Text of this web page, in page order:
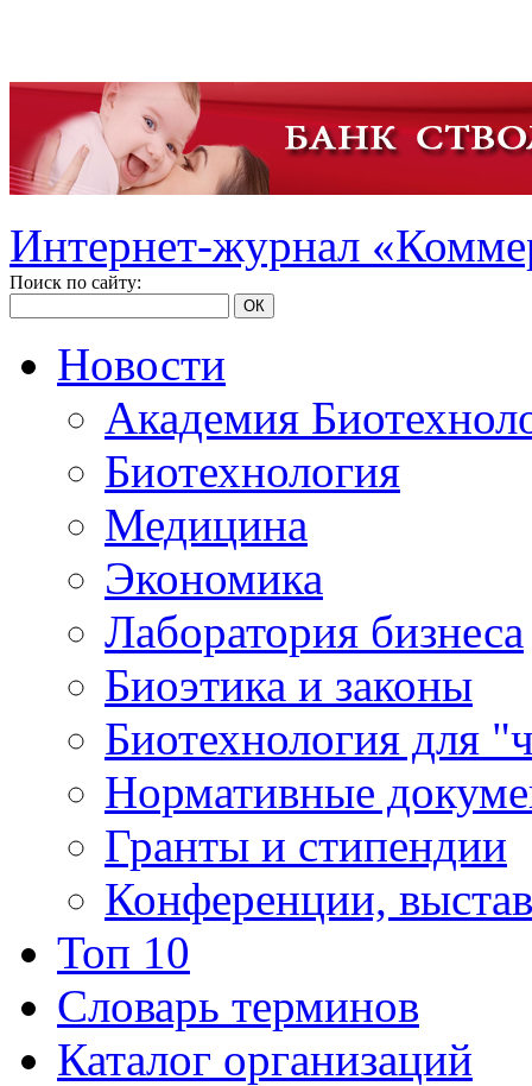
Интернет-журнал
Поиск по сайту:
ОК
Новости
Академия
Биотехнология
Медицина
Экономика
Лаборатория бизнеса
Биоэтика и законы
Биотехнология для
Нормативные
Гранты и стипендии
Конференции,
Топ 10
Словарь терминов
Каталог организаций